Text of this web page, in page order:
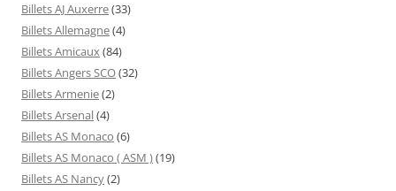
Billets AJ Auxerre(33)
Billets Allemagne(4)
Billets Amicaux(84)
Billets Angers SCO(32)
Billets Armenie(2)
Billets Arsenal(4)
Billets AS Monaco (6)
Billets AS Monaco ( ASM )(19)
Billets AS Nancy(2)